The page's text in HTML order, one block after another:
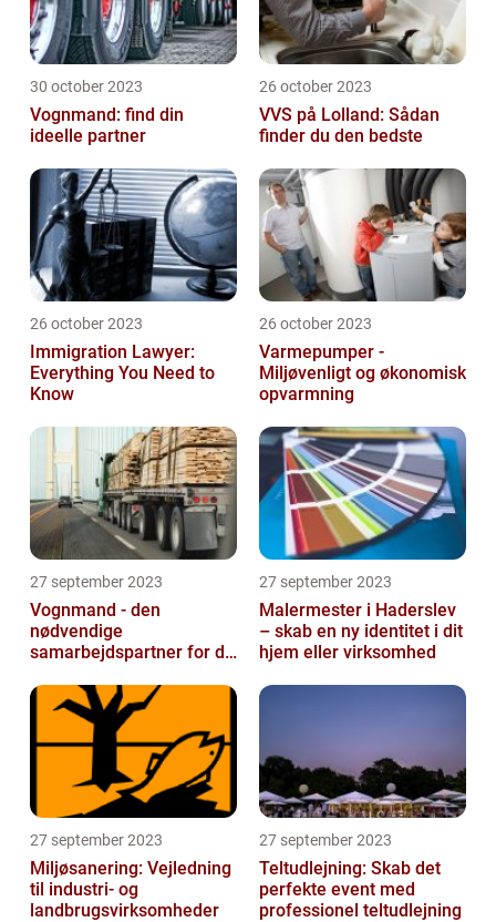
30 october 2023
Vognmand: find din
ideelle partner
26 october 2023
VVS på Lolland: Sådan
finder du den bedste
26 october 2023
Immigration Lawyer:
Everything You Need to
Know
26 october 2023
Varmepumper -
Miljøvenligt og økonomisk
opvarmning
27 september 2023
Vognmand - den
nødvendige
samarbejdspartner for dit
27 september 2023
Malermester i Haderslev
– skab en ny identitet i dit
hjem eller virksomhed
27 september 2023
Miljøsanering: Vejledning
til industri- og
landbrugsvirksomheder
27 september 2023
Teltudlejning: Skab det
perfekte event med
professionel teltudlejning